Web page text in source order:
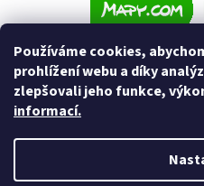
Používáme cookies,
prohlížení webu a díky
zlepšovali jeho funkce,
informací.